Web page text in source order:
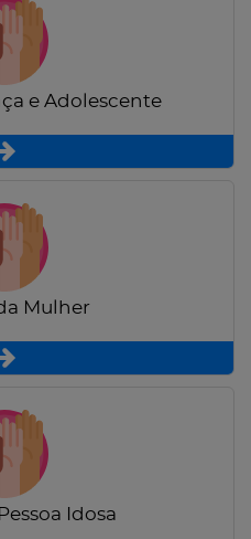
e Adolescente
Mulher
Idosa